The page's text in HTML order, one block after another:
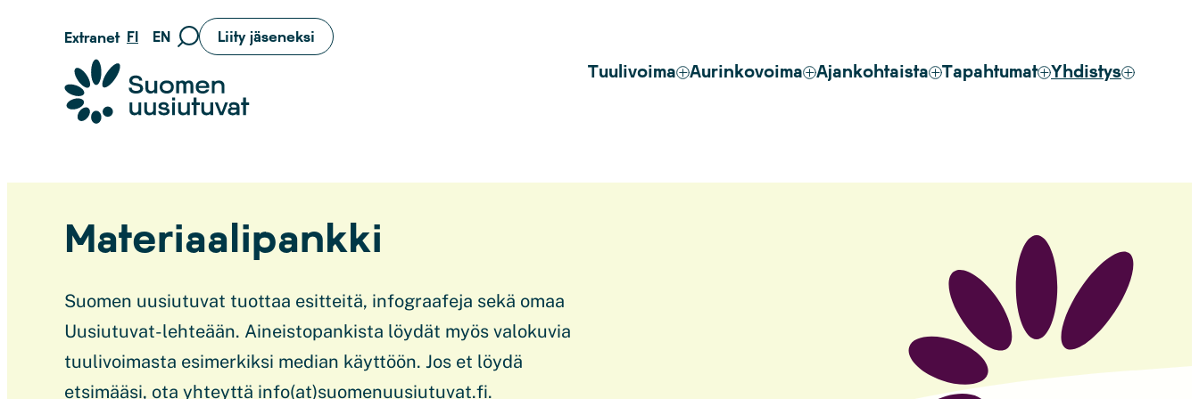
sisältöön
Extranet FI EN
Siirry
Liity jäseneksi
Suomen uusiutuvat ry
Tuulivoima Aurinkovoima Ajankohtaista Tapahtumat Yhdistys
Materiaalipankki
Suomen uusiutuvat tuottaa esitteitä, infograafeja sekä omaa
Uusiutuvat-lehteään. Aineistopankista löydät myös valokuvia
tuulivoimasta esimerkiksi median käyttöön. Jos et löydä
etsimääsi, ota yhteyttä info(at)suomenuusiutuvat.fi.